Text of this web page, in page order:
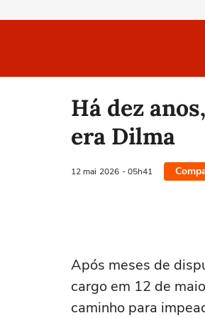
Há dez
era Dilma
12 mai 2026 - 05h41
Após meses de
cargo em 12 de
caminho para